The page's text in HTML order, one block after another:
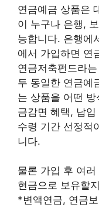
연금예금 상품은
이 누구나 은행,
능합니다. 은행에
에서 가입하면 연
연금저축펀드라
두 동일한 연금예
는 상품을 어떤
금감면 혜택, 납
수령 기간 선정적
니다.
물론 가입 후 여
현금으로 보유할
*변액연금, 연금